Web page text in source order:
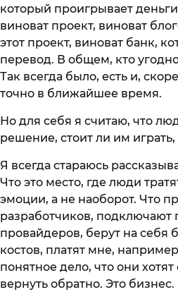
который проигрывает
виноват проект, виноват
этот проект, виноват банк,
перевод. В общем, кто
Так всегда было, есть и,
точно в ближайшее время.
Но для себя я считаю, что
решение, стоит ли им
Я всегда стараюсь
Что это место, где люди
эмоции, а не наоборот. Что
разработчиков, подключают
провайдеров, берут на себя
костов, платят мне,
понятное дело, что они
вернуть обратно. Это